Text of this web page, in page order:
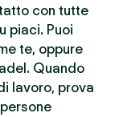
con tutte
piaci. Puoi
te, oppure
Quando
lavoro, prova